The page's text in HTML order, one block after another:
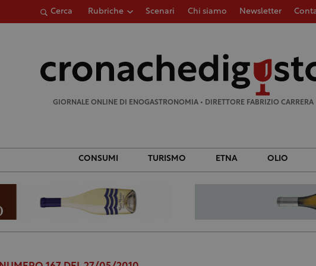
Cerca Rubriche Scenari Chi siamo Newsletter
GIORNALE ONLINE DI ENOGASTRONOMIA • DIRETTORE FABRIZIO CARRERA
CONSUMI TURISMO ETNA OLIO